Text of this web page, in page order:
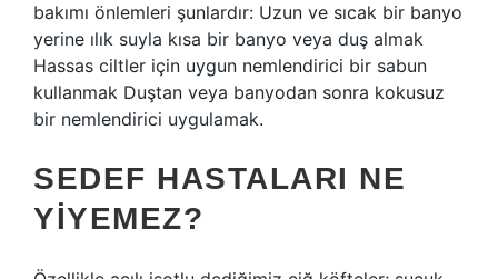
bakımı önlemleri şunlardır: Uzun ve sıcak bir banyo
yerine ılık suyla kısa bir banyo veya duş almak
Hassas ciltler için uygun nemlendirici bir sabun
kullanmak Duştan veya banyodan sonra kokusuz
bir nemlendirici uygulamak.
SEDEF HASTALARI NE
YIYEMEZ?